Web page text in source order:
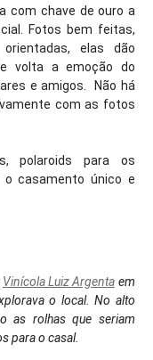
com chave de ouro a
Fotos bem feitas,
orientadas, elas dão
volta a emoção do
e amigos. Não há
com as fotos
polaroids para os
o casamento único e
Vinícola Luiz Argentaem
o local. No alto
as rolhas que seriam
para o casal.